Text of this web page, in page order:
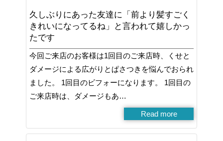
久しぶりにあった友達に「前より髪すごく
きれいになってるね」と言われて嬉しかっ
たです
今回ご来店のお客様は1回目のご来店時、くせと
ダメージによる広がりとぱさつきを悩んでおられ
ました。 1回目のビフォーになります。 1回目の
ご来店時は、ダメージもあ…
Read more